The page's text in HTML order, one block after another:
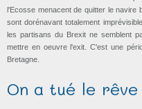
l'Ecosse menacent de quitter le navire
sont dorénavant totalement
les partisans du Brexit ne semblent
mettre en oeuvre l'exit. C'est une
Bretagne.
On a tué le